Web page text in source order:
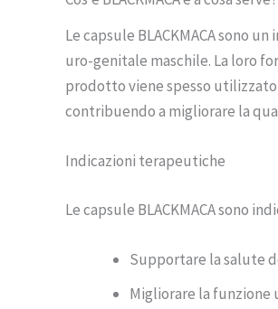
Le capsule BLACKMACA sono
uro-genitale maschile. La loro
prodotto viene spesso
contribuendo a migliorare la
Indicazioni terapeutiche
Le capsule BLACKMACA sono
Supportare la salute
Migliorare la funzione